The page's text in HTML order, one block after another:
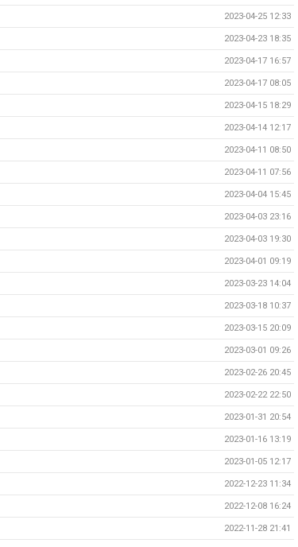
2023-04-25 12:33
2023-04-23 18:35
2023-04-17 16:57
2023-04-17 08:05
2023-04-15 18:29
2023-04-14 12:17
2023-04-11 08:50
2023-04-11 07:56
2023-04-04 15:45
2023-04-03 23:16
2023-04-03 19:30
2023-04-01 09:19
2023-03-23 14:04
2023-03-18 10:37
2023-03-15 20:09
2023-03-01 09:26
2023-02-26 20:45
2023-02-22 22:50
2023-01-31 20:54
2023-01-16 13:19
2023-01-05 12:17
2022-12-23 11:34
2022-12-08 16:24
2022-11-28 21:41